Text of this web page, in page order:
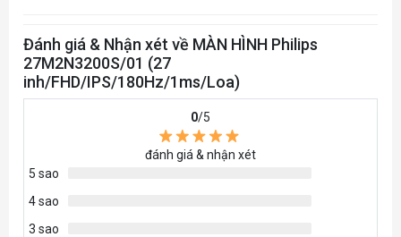
Đánh giá & Nhận xét về MÀN HÌNH Philips
27M2N3200S/01 (27
inh/FHD/IPS/180Hz/1ms/Loa)
0/5
đánh giá & nhận xét
5 sao
4 sao
3 sao